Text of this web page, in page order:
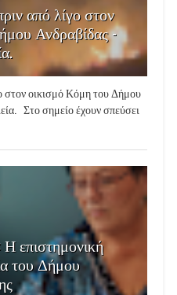
από λίγο στον
Ανδραβίδας -
στον οικισμό Κόμη του Δήμου
Στο σημείο έχουν σπεύσει
επιστημονική
του Δήμου